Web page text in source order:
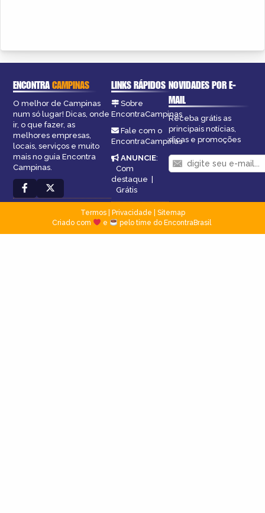
ENCONTRACAMPINAS
O melhor de Campinas
num só lugar! Dicas, onde
ir, o que fazer, as
melhores empresas,
locais, serviços e muito
mais no guia Encontra
Campinas.
LINKS RÁPIDOS
Sobre
EncontraCampinas
Fale com o
EncontraCampinas
ANUNCIE:
Com
destaque |
Grátis
NOVIDADES POR E-
MAIL
Receba grátis as
principais notícias,
dicas e promoções
Termos| Privacidade
Sitemap
Criado com
e pelo time do EncontraBrasil